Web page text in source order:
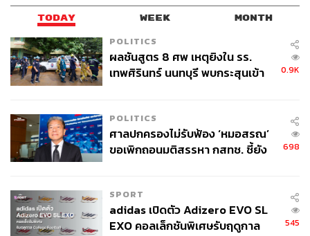
TODAY WEEK MONTH
POLITICS
ผลชันสูตร 8 ศพ เหตุยิงใน รร.
เทพศิรินทร์ นนทบุรี พบกระสุนเข้า
0.9K
POLITICS
ศาลปกครองไม่รับฟ้อง ‘หมอสรณ’
ขอเพิกถอนมติสรรหา กสทช. ชี้ยัง
698
SPORT
adidas เปิดตัว Adizero EVO SL
EXO คอลเล็กชันพิเศษรับฤดูกาล
545